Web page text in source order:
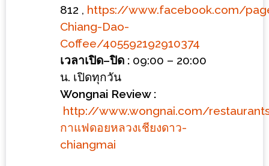
ถนน
คน
เดิน
วัน
อาทิตย์
ท่าแพ
เชียงใหม่
CART
812 , https://www.facebook.com/
Chiang-Dao-
Coffee/405592192910374
เวลาเปิด–ปิด : 09:00 – 20:00
น. เปิดทุกวัน
Wongnai Review :
http://www.wongnai.com/
กาแฟดอยหลวงเชียงดาว-
chiangmai